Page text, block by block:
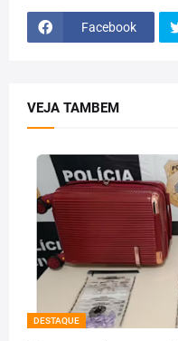
Facebook
VEJA TAMBEM
DESTAQUE